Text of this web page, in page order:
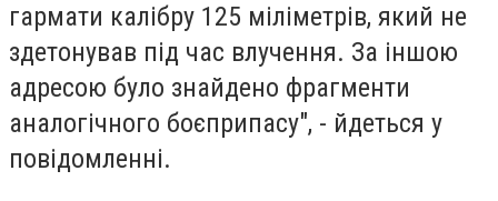
гармати калібру 125 міліметрів, який не
здетонував під час влучення. За іншою
адресою було знайдено фрагменти
аналогічного боєприпасу", - йдеться у
повідомленні.